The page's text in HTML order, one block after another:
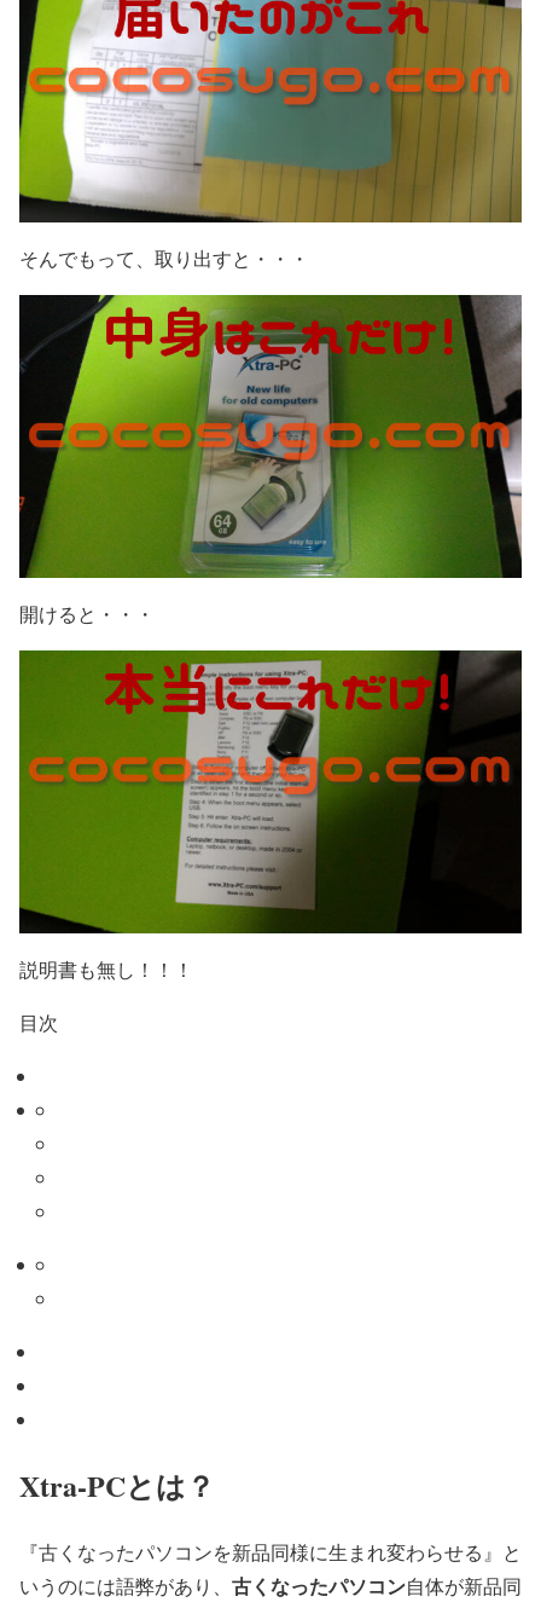
そんでもって、取り出すと・・・
開けると・・・
説明書も無し！！！
目次
Xtra-PCとは？
『古くなったパソコンを新品同様に生まれ変わらせる』と
いうのには語弊があり、 古くなったパソコン自体が新品同